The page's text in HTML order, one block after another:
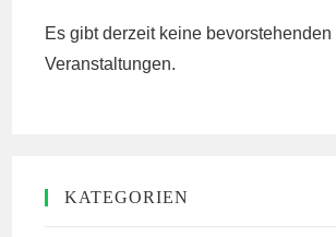
Es gibt derzeit keine bevorstehenden
Veranstaltungen.
KATEGORIEN